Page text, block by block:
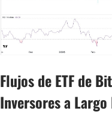
Flujos de ETF de
Inversores a Largo